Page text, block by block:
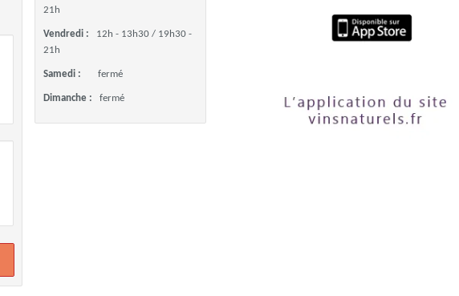
21h
Vendredi :
12h - 13h30 / 19h30 -
21h
Samedi : fermé
Dimanche : fermé